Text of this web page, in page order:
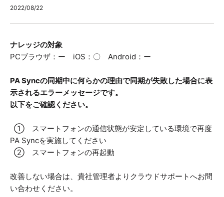
2022/08/22
ナレッジの対象
PCブラウザ：ー iOS：〇 Android：ー
PA Syncの同期中に何らかの理由で同期が失敗した場合に表
示されるエラーメッセージです。
以下をご確認ください。
① スマートフォンの通信状態が安定している環境で再度
PA Syncを実施してください
② スマートフォンの再起動
改善しない場合は、貴社管理者よりクラウドサポートへお問
い合わせください。